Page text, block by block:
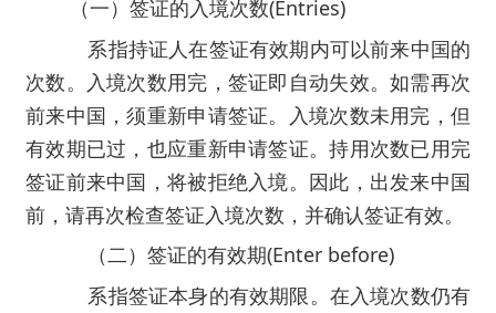
（一）签证的入境次数(Entries)
系指持证人在签证有效期内可以前来中国的
次数。入境次数用完，签证即自动失效。如需再次
前来中国，须重新申请签证。入境次数未用完，但
有效期已过，也应重新申请签证。持用次数已用完
签证前来中国，将被拒绝入境。因此，出发来中国
前，请再次检查签证入境次数，并确认签证有效。
（二）签证的有效期(Enter before)
系指签证本身的有效期限。在入境次数仍有